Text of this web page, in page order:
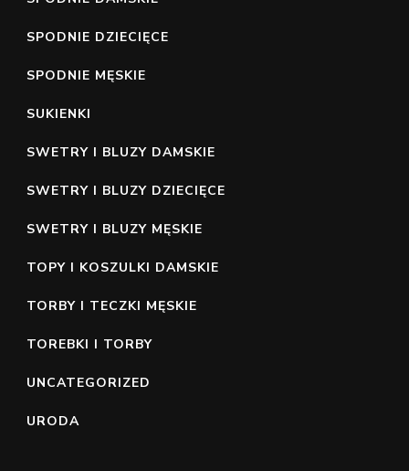
SPODNIE DZIECIĘCE
SPODNIE MĘSKIE
SUKIENKI
SWETRY I BLUZY DAMSKIE
SWETRY I BLUZY DZIECIĘCE
SWETRY I BLUZY MĘSKIE
TOPY I KOSZULKI DAMSKIE
TORBY I TECZKI MĘSKIE
TOREBKI I TORBY
UNCATEGORIZED
URODA